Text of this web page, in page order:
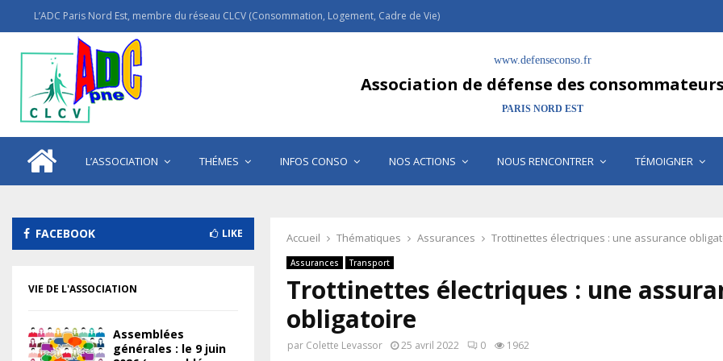
L’ADC Paris Nord Est, membre du réseau CLCV (Consommation, Logement, Cadre de Vie)
www.defenseconso.fr
Association de défense des consommateurs
PARIS NORD EST
L’ASSOCIATION THÉMES INFOS CONSO NOS ACTIONS NOUS RENCONTRER TÉMOIGNER
Accueil Thématiques Assurances Trottinettes électriques : une assurance
Assurances Transport
Trottinettes électriques : une
obligatoire
par Colette Levassor 25 avril 2022 0 1962
FACEBOOK LIKE
VIE DE L'ASSOCIATION
Assemblées
générales : le 9 juin